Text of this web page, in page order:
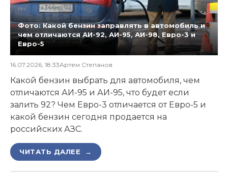
Фото: Какой бензин заправлять в автомобиль и
чем отличаются АИ-92, АИ-95, АИ-98, Евро-3 и
Евро-5
16.07.2026, 18:33Артем Степанов
Какой бензин выбрать для автомобиля, чем
отличаются АИ-95 и АИ-95, что будет если
залить 92? Чем Евро-3 отличается от Евро-5 и
какой бензин сегодня продается на
российских АЗС.
ЧИТАТЬ ДАЛЕЕ →